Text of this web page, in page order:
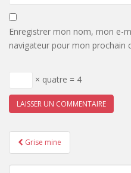
Enregistrer mon nom, mon e-
navigateur pour mon prochain
× quatre = 4
Pagination
d'article
Grise mine